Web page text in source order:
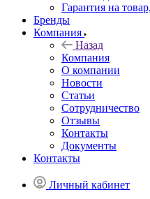
Гарантия на
Бренды
Компания
Назад
Компания
О компании
Новости
Статьи
Сотрудничество
Отзывы
Контакты
Документы
Контакты
Личный кабинет